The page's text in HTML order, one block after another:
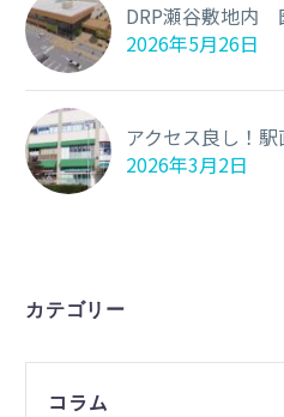
DRP瀬谷敷地内
2026年5月26日
アクセス良し！
2026年3月2日
カテゴリー
コラム